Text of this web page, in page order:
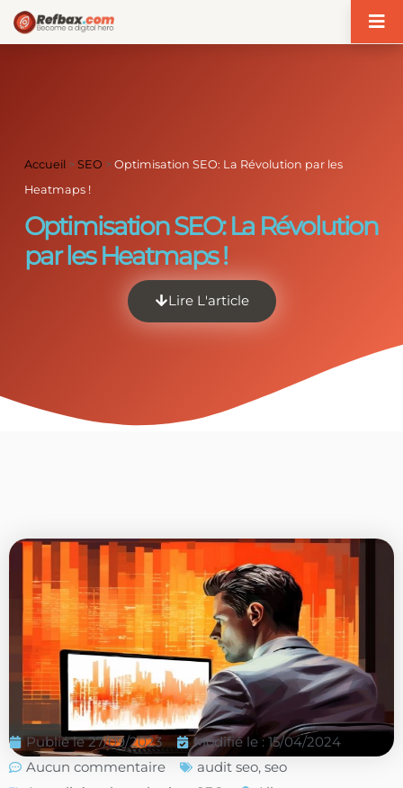
Accueil >SEO >Optimisation SEO: La Révolution par les
Heatmaps !
Optimisation SEO: La Révolution
par les Heatmaps !
Lire L'article
Publié le 27/09/2023
Modifié le : 15/04/2024
Aucun commentaire
audit seo, seo
Panneau de gestion des cookies